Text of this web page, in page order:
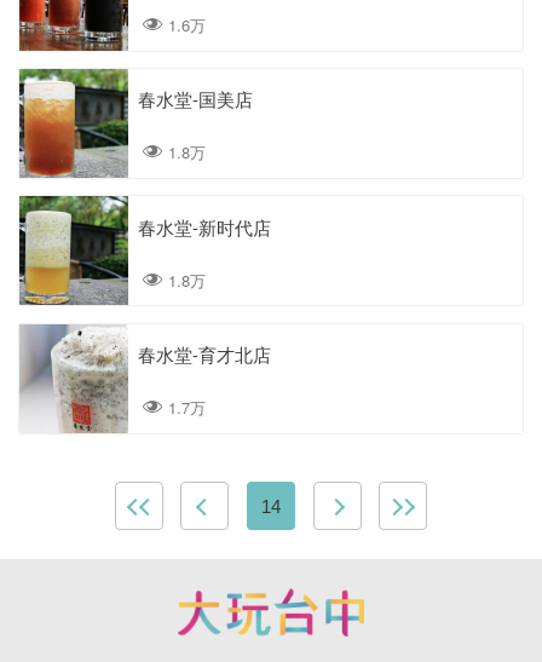
1.6万
春水堂-国美店
1.8万
春水堂-新时代店
1.8万
春水堂-育才北店
1.7万
14